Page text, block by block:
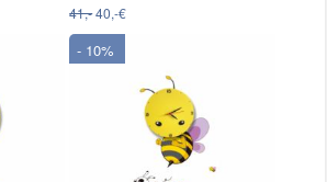
41,-40,-€
- 10%